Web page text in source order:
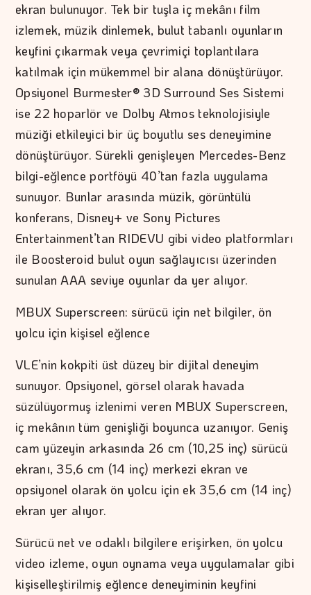
ekran bulunuyor. Tek bir tuşla iç mekânı film
izlemek, müzik dinlemek, bulut tabanlı oyunların
keyfini çıkarmak veya çevrimiçi toplantılara
katılmak için mükemmel bir alana dönüştürüyor.
Opsiyonel Burmester® 3D Surround Ses Sistemi
ise 22 hoparlör ve Dolby Atmos teknolojisiyle
müziği etkileyici bir üç boyutlu ses deneyimine
dönüştürüyor. Sürekli genişleyen Mercedes-Benz
bilgi-eğlence portföyü 40’tan fazla uygulama
sunuyor. Bunlar arasında müzik, görüntülü
konferans, Disney+ ve Sony Pictures
Entertainment’tan RIDEVU gibi video platformları
ile Boosteroid bulut oyun sağlayıcısı üzerinden
sunulan AAA seviye oyunlar da yer alıyor.
MBUX Superscreen: sürücü için net bilgiler, ön
yolcu için kişisel eğlence
VLE’nin kokpiti üst düzey bir dijital deneyim
sunuyor. Opsiyonel, görsel olarak havada
süzülüyormuş izlenimi veren MBUX Superscreen,
iç mekânın tüm genişliği boyunca uzanıyor. Geniş
cam yüzeyin arkasında 26 cm (10,25 inç) sürücü
ekranı, 35,6 cm (14 inç) merkezi ekran ve
opsiyonel olarak ön yolcu için ek 35,6 cm (14 inç)
ekran yer alıyor.
Sürücü net ve odaklı bilgilere erişirken, ön yolcu
video izleme, oyun oynama veya uygulamalar gibi
kişiselleştirilmiş eğlence deneyiminin keyfini